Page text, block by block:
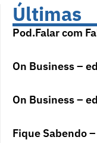
Últimas
Pod.Falar com
On Business –
On Business –
Fique Sabendo